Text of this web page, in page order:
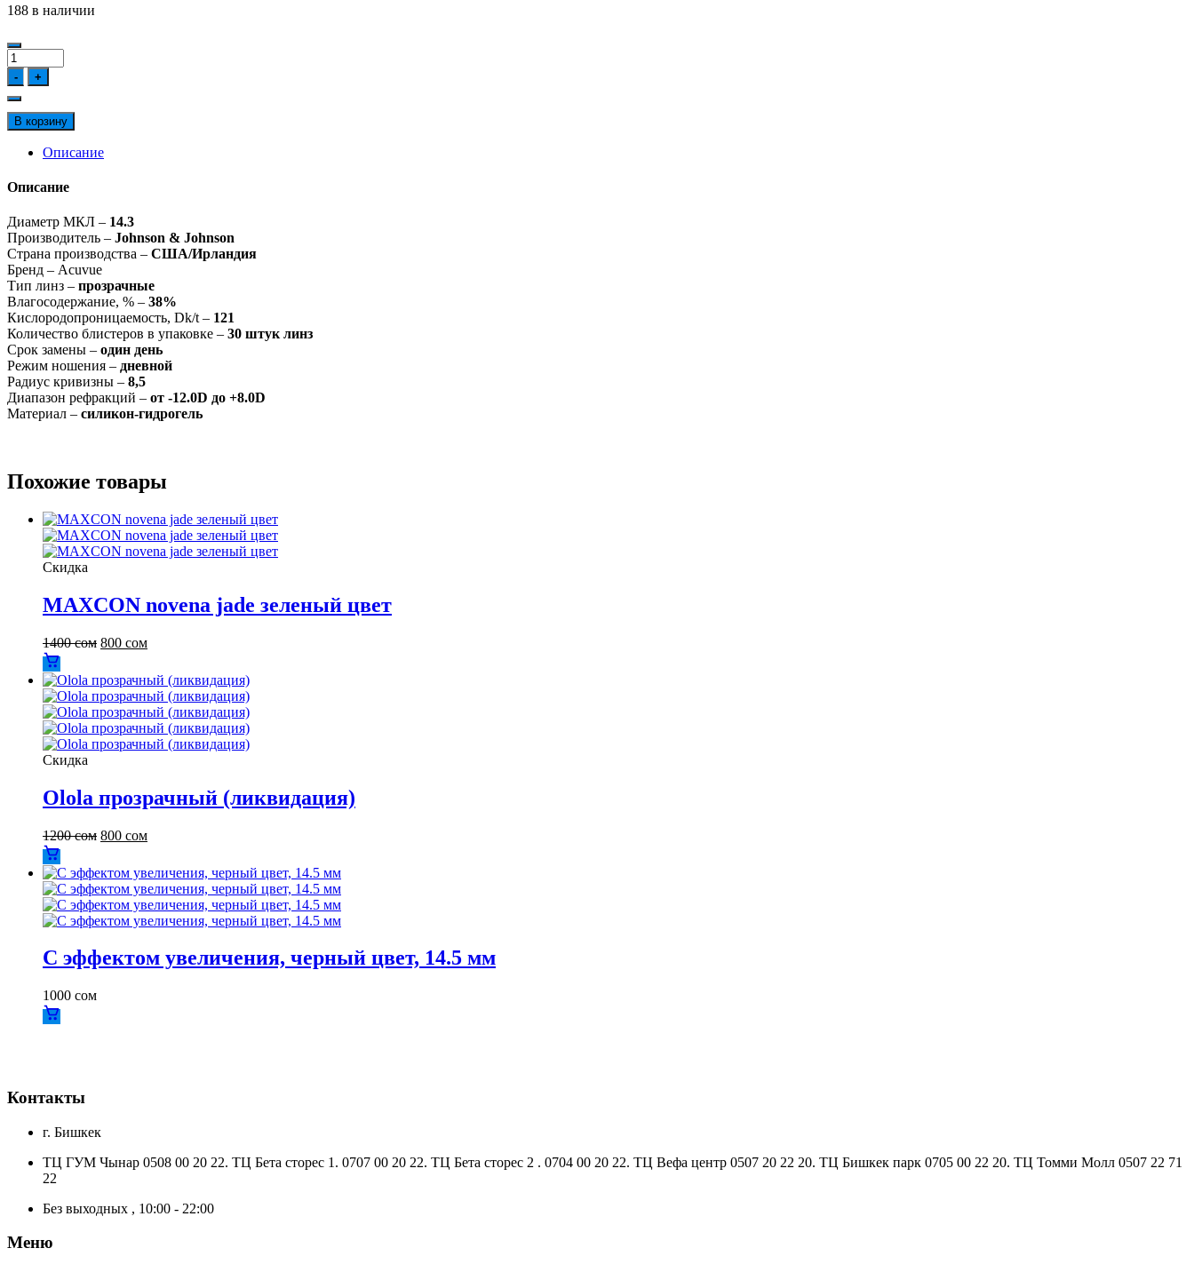
188 в наличии
Количество
товара
Однодневные
линзы
Acuvue
Oasys
- +
В корзину
Описание
Описание
Диаметр МКЛ – 14.3
Производитель – Johnson & Johnson
Страна производства – США/Ирландия
Бренд – Acuvue
Тип линз – прозрачные
Влагосодержание, % – 38%
Кислородопроницаемость, Dk/t – 121
Количество блистеров в упаковке – 30 штук линз
Срок замены – один день
Режим ношения – дневной
Радиус кривизны – 8,5
Диапазон рефракций – от -12.0D до +8.0D
Материал – силикон-гидрогель
Похожие товары
Скидка
MAXCON novena jade зеленый цвет
1400сом 800 сом
Скидка
Olola прозрачный (ликвидация)
1200сом 800 сом
С эффектом увеличения, черный цвет, 14.5 мм
1000 сом
Контакты
г. Бишкек
ТЦ ГУМ Чынар 0508 00 20 22. ТЦ Бета сторес 1. 0707 00 20 22. ТЦ Бета сторес 2 . 0704 00 20 22. ТЦ Вефа центр 0507 20 22 20. ТЦ Бишкек парк 0705 00 22 20. ТЦ Томми Молл 0507 22 71
22
Без выходных , 10:00 - 22:00
Меню